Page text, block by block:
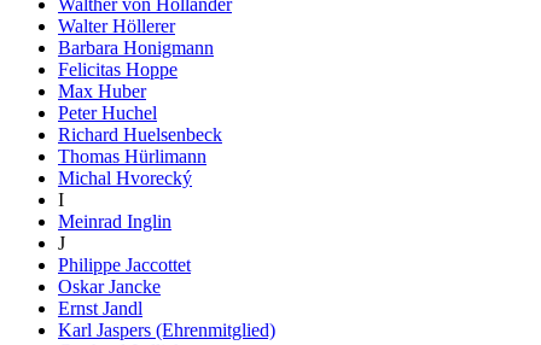
Walter Höllerer
Barbara Honigmann
Felicitas Hoppe
Max Huber
Peter Huchel
Richard Huelsenbeck
Thomas Hürlimann
Michal Hvorecký
I
Meinrad Inglin
J
Philippe Jaccottet
Oskar Jancke
Ernst Jandl
Karl Jaspers (Ehrenmitglied)